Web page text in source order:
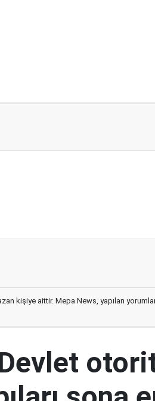
kişiye aittir. Mepa News, yapılan